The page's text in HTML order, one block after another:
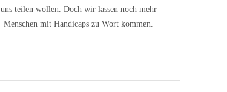
uns teilen wollen. Doch wir lassen noch mehr
Menschen mit Handicaps zu Wort kommen.